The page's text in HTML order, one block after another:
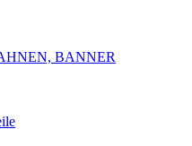
BANNER